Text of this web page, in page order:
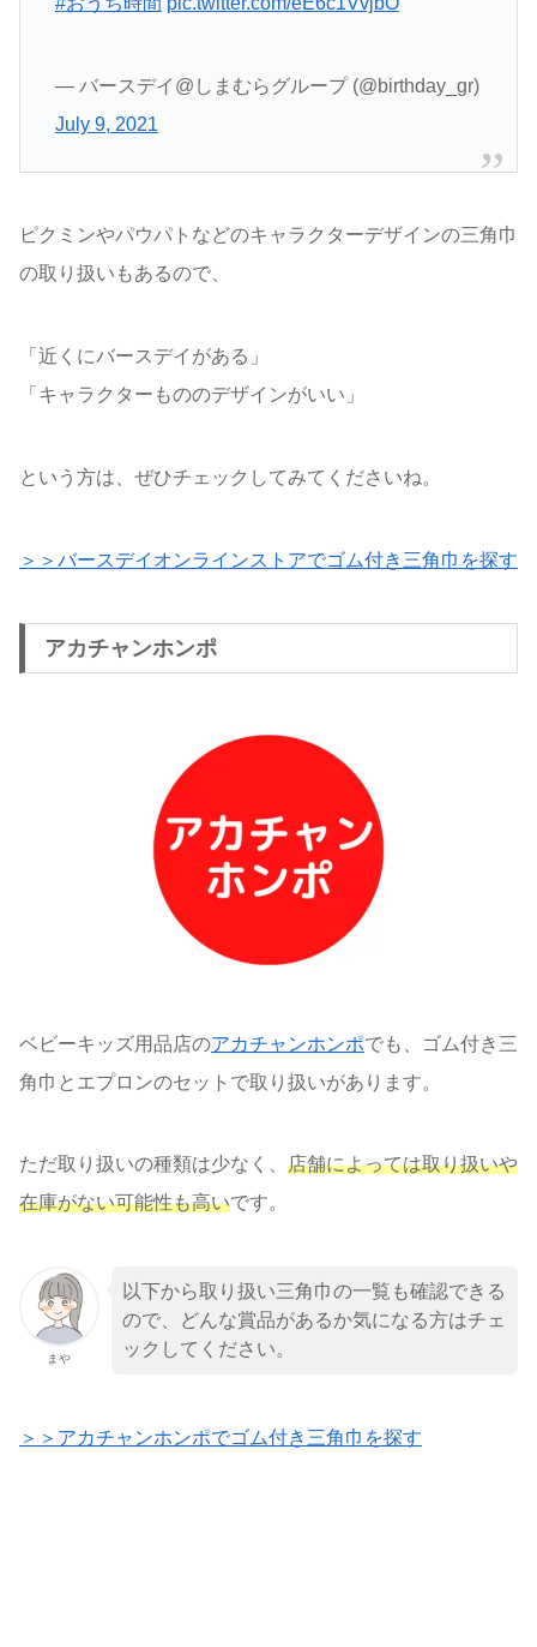
— バースデイ@しまむらグループ (@birthday_gr)
July 9, 2021
ピクミンやパウパトなどのキャラクターデザインの三角巾
の取り扱いもあるので、
「近くにバースデイがある」
「キャラクターもののデザインがいい」
という方は、ぜひチェックしてみてくださいね。
＞＞バースデイオンラインストアでゴム付き三角巾を探す
アカチャンホンポ
ベビーキッズ用品店のアカチャンホンポでも、ゴム付き三
角巾とエプロンのセットで取り扱いがあります。
ただ取り扱いの種類は少なく、 店舗によっては取り扱いや
在庫がない可能性も高いです。
まや
以下から取り扱い三角巾の一覧も確認できる
ので、どんな賞品があるか気になる方はチェ
ックしてください。
＞＞アカチャンホンポでゴム付き三角巾を探す